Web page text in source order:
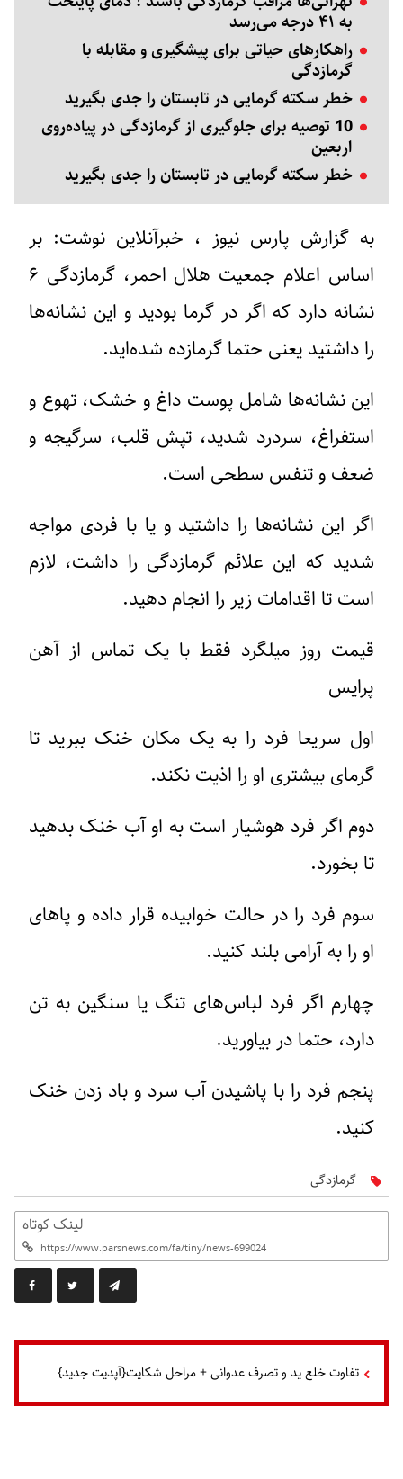
به ۴۱ درجه می‌رسد
راهکارهای حیاتی برای پیشگیری و مقابله با
گرمازدگی
خطر سکته گرمایی در تابستان را جدی بگیرید
10 توصیه برای جلوگیری از گرمازدگی در پیاده‌روی
اربعین
خطر سکته گرمایی در تابستان را جدی بگیرید
به گزارش پارس نیوز ، ​خبرآنلاین نوشت: بر
اساس اعلام جمعیت هلال احمر، گرمازدگی ۶
نشانه دارد که اگر در گرما بودید و این نشانه‌ها
را داشتید یعنی حتما گرمازده شده‌اید.
این نشانه‌ها شامل پوست داغ و خشک، تهوع و
استفراغ، سردرد شدید، تپش قلب، سرگیجه و
ضعف و تنفس سطحی است.
اگر این نشانه‌ها را داشتید و یا با فردی مواجه
شدید که این علائم گرمازدگی را داشت، لازم
است تا اقدامات زیر را انجام دهید.
قیمت روز میلگرد فقط با یک تماس از آهن
پرایس
اول سریعا فرد را به یک مکان خنک ببرید تا
گرمای بیشتری او را اذیت نکند.
دوم اگر فرد هوشیار است به او آب خنک بدهید
تا بخورد.
سوم فرد را در حالت خوابیده قرار داده و پاهای
او را به آرامی بلند کنید.
چهارم اگر فرد لباس‌های تنگ یا سنگین به تن
دارد، حتما در بیاورید.
پنجم فرد را با پاشیدن آب سرد و باد زدن خنک
کنید.
گرمازدگی
لینک کوتاه
تفاوت خلع ید و تصرف عدوانی + مراحل شکایت{آپدیت جدید}